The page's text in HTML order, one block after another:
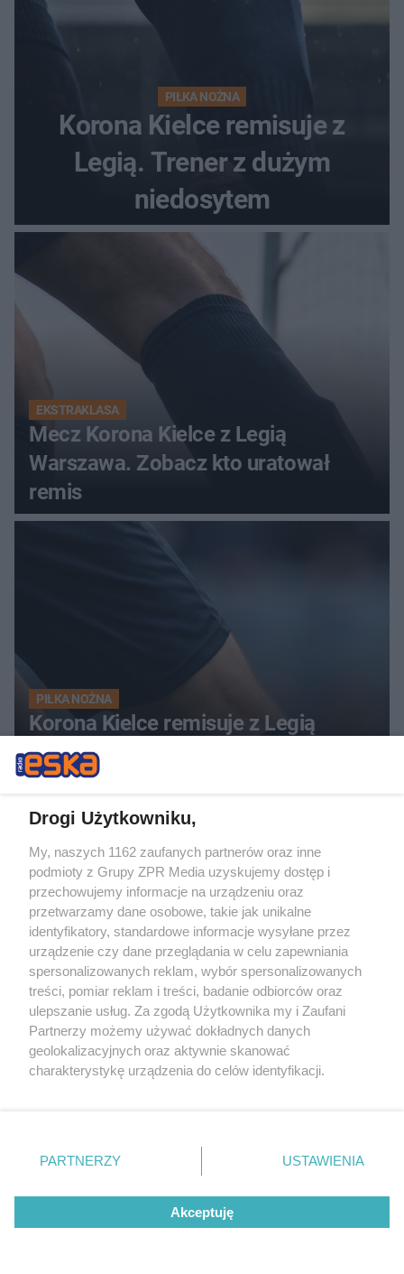
PIŁKA NOŻNA
Korona Kielce remisuje z
Legią. Trener z dużym
niedosytem
EKSTRAKLASA
Mecz Korona Kielce z Legią
Warszawa. Zobacz kto uratował
remis
PIŁKA NOŻNA
Korona Kielce remisuje z Legią
Warszawa. Podział punktów po
zaciętym meczu
PIŁKA NOŻNA
Legia Warszawa traci punkty w
Kielcach. Pogoń i Górnik z ważnymi
zwycięstwami
Drogi Użytkowniku,
My, naszych 1162 zaufanych partnerów oraz inne
podmioty z Grupy ZPR Media uzyskujemy dostęp i
przechowujemy informacje na urządzeniu oraz
przetwarzamy dane osobowe, takie jak unikalne
identyfikatory, standardowe informacje wysyłane przez
urządzenie czy dane przeglądania w celu zapewniania
spersonalizowanych reklam, wybór spersonalizowanych
treści, pomiar reklam i treści, badanie odbiorców oraz
ulepszanie usług. Za zgodą Użytkownika my i Zaufani
Partnerzy możemy używać dokładnych danych
geolokalizacyjnych oraz aktywnie skanować
charakterystykę urządzenia do celów identyfikacji.
zmienić/wycofać klikając przycisk ustawień prywatności
znajdujący się w lewym dolnym rogu strony
rodzaje przetwarzania danych nie wymagają zgody
użytkownika, ale masz prawo sprzeciwić się takiemu
przetwarzaniu. Preferencje będą miały zastosowanie tylko
PARTNERZY USTAWIENIA
Akceptuję